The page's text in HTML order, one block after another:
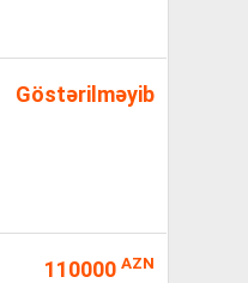
Göstərilməyib
110000 AZN